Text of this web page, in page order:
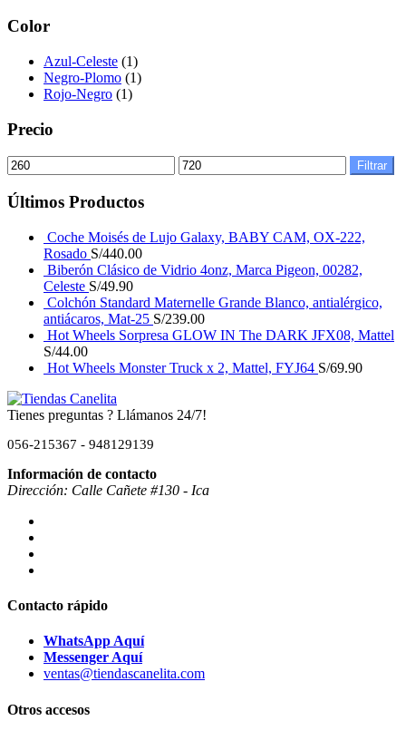
Color
Azul-Celeste (1)
Negro-Plomo (1)
Rojo-Negro (1)
Precio
Filtrar
Últimos Productos
Coche Moisés de Lujo Galaxy, BABY CAM, OX-222,
Rosado S/440.00
Biberón Clásico de Vidrio 4onz, Marca Pigeon, 00282,
Celeste S/49.90
Colchón Standard Maternelle Grande Blanco, antialérgico,
antiácaros, Mat-25 S/239.00
Hot Wheels Sorpresa GLOW IN The DARK JFX08, Mattel
S/44.00
Hot Wheels Monster Truck x 2, Mattel, FYJ64 S/69.90
Tienes preguntas ? Llámanos 24/7!
056-215367 - 948129139
Información de contacto
Dirección: Calle Cañete #130 - Ica
Contacto rápido
WhatsApp Aquí
Messenger Aquí
ventas@tiendascanelita.com
Otros accesos